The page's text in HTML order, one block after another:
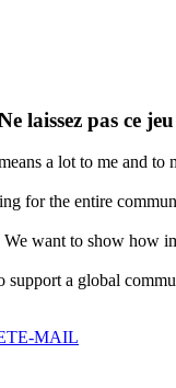
laissez pas ce
a lot to me and
for the entire
want to show how
a global
E-MAIL